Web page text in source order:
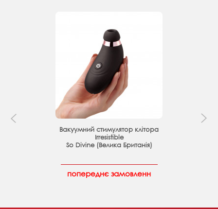
Вакуумний стимулятор клітора
Irresistible
So Divine (Велика Британія)
попереднє замовленн